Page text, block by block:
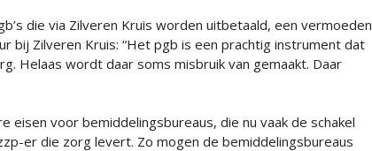
die via Zilveren Kruis worden uitbetaald, een vermoeden
bij Zilveren Kruis: “Het pgb is een prachtig instrument dat
Helaas wordt daar soms misbruik van gemaakt. Daar
eisen voor bemiddelingsbureaus, die nu vaak de schakel
er die zorg levert. Zo mogen de bemiddelingsbureaus